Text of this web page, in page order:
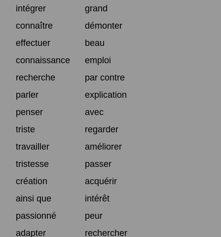
intégrer
grand
connaître
démonter
effectuer
beau
connaissance
emploi
recherche
par contre
parler
explication
penser
avec
triste
regarder
travailler
améliorer
tristesse
passer
création
acquérir
ainsi que
intérêt
passionné
peur
adapter
rechercher